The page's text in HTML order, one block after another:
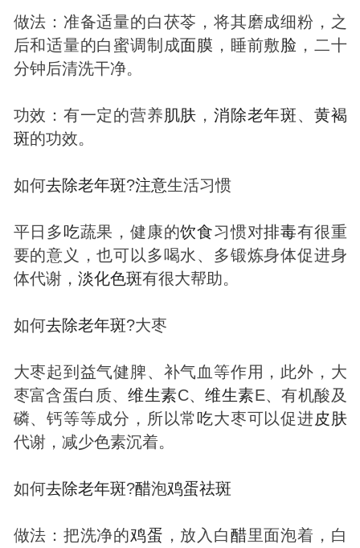
做法：准备适量的白茯苓，将其磨成细粉，之
后和适量的白蜜调制成面膜 ，睡前敷脸 ，二十
分钟后清洗干净。
功效：有一定的营养肌肤 ， 消除老年斑、 黄褐
斑的功效。
如何去除老年斑?注意生活习惯
平日多吃蔬果，健康的饮食习惯对排毒有很重
要的意义，也可以多喝水、多锻炼身体促进身
体代谢， 淡化色斑有很大帮助。
如何去除老年斑?大枣
大枣起到益气健脾、补气血等作用，此外，大
枣富含蛋白质、维生素C、维生素E、有机酸及
磷、钙等等成分，所以常吃大枣可以促进皮肤
代谢，减少色素沉着。
如何去除老年斑?醋泡鸡蛋祛斑
做法：把洗净的鸡蛋 ，放入白醋里面泡着，白